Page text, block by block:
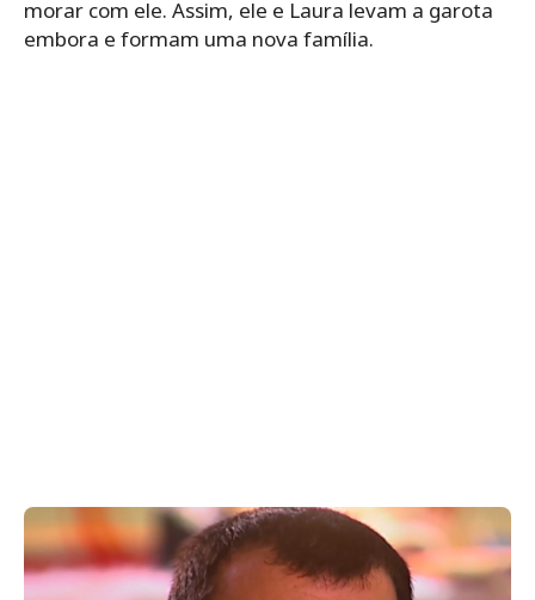
morar com ele. Assim, ele e Laura levam a garota
embora e formam uma nova família.